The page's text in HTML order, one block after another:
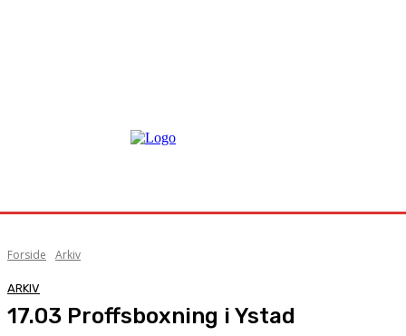
Forside Arkiv
ARKIV
17.03 Proffsboxning i Ystad